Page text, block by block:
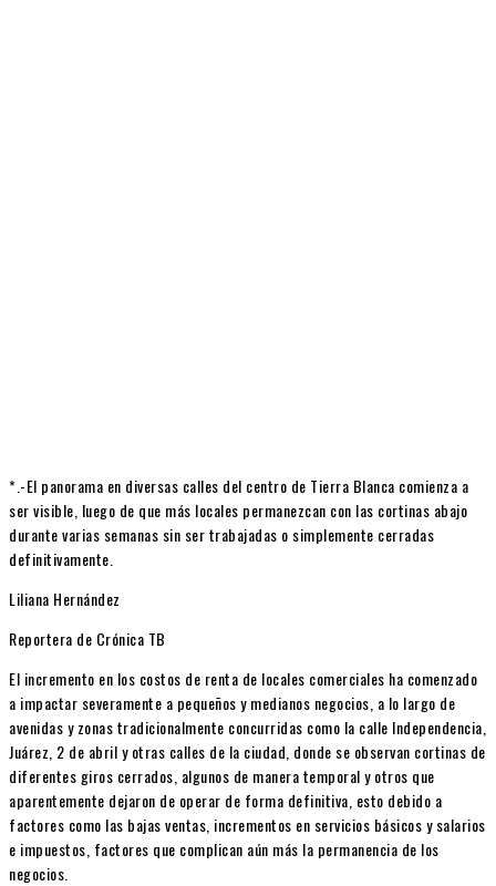
*.-El panorama en diversas calles del centro de Tierra Blanca comienza a
ser visible, luego de que más locales permanezcan con las cortinas abajo
durante varias semanas sin ser trabajadas o simplemente cerradas
definitivamente.
Liliana Hernández
Reportera de Crónica TB
El incremento en los costos de renta de locales comerciales ha comenzado
a impactar severamente a pequeños y medianos negocios, a lo largo de
avenidas y zonas tradicionalmente concurridas como la calle Independencia,
Juárez, 2 de abril y otras calles de la ciudad, donde se observan cortinas de
diferentes giros cerrados, algunos de manera temporal y otros que
aparentemente dejaron de operar de forma definitiva, esto debido a
factores como las bajas ventas, incrementos en servicios básicos y salarios
e impuestos, factores que complican aún más la permanencia de los
negocios.